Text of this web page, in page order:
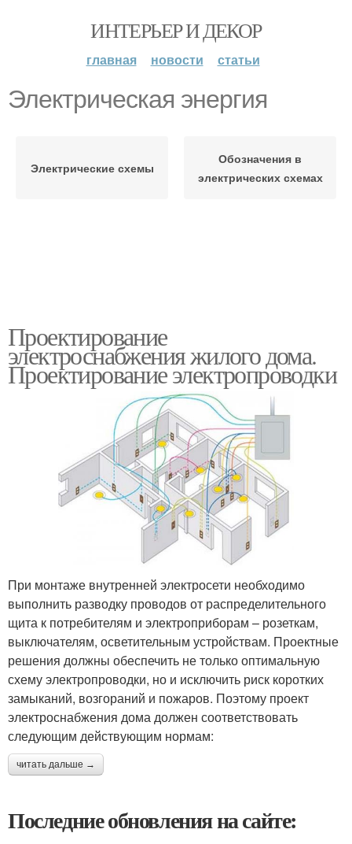
ИНТЕРЬЕР И ДЕКОР
главная новости статьи
Электрическая энергия
Электрические схемы
Обозначения в
электрических схемах
Проектирование
электроснабжения жилого дома.
Проектирование электропроводки
При монтаже внутренней электросети необходимо
выполнить разводку проводов от распределительного
щита к потребителям и электроприборам – розеткам,
выключателям, осветительным устройствам. Проектные
решения должны обеспечить не только оптимальную
схему электропроводки, но и исключить риск коротких
замыканий, возгораний и пожаров. Поэтому проект
электроснабжения дома должен соответствовать
следующим действующим нормам:
читать дальше →
Последние обновления на сайте: